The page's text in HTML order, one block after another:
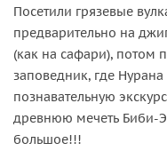
Посетили грязевые
предварительно на
(как на сафари), потом
заповедник, где
познавательную
древнюю мечеть Биби-
большое!!!